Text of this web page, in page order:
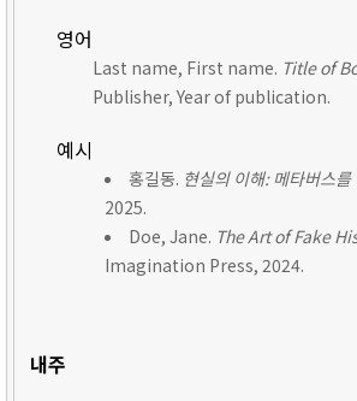
영어
Last name, First name. Title of
Publisher, Year of publication.
예시
홍길동. 현실의 이해: 메타버스
2025.
Doe, Jane. The Art of Fake
Imagination Press, 2024.
내주